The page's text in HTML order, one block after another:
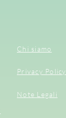
Chi siamo
Privacy Policy
Note Legali